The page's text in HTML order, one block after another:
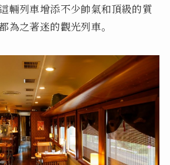
輛列車增添不少帥氣和頂級的質
為之著迷的觀光列車。